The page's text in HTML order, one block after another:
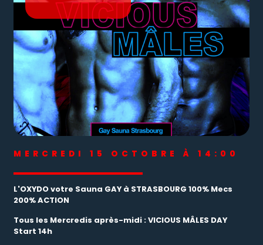
MERCREDI 15 OCTOBRE À 14:00
L'OXYDO votre Sauna GAY à STRASBOURG 100% Mecs
200% ACTION
Tous les Mercredis après-midi : VICIOUS MÂLES DAY
Start 14h